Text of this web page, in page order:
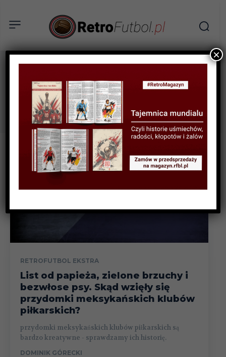
Tag: CD Guadalajara
RETROFUTBOL EKSTRA
List od papieża, zielone brzuchy i
bezwłose psy. Skąd wzięły się
przydomki meksykańskich klubów
piłkarskich?
przydomki meksykańskich klubów piłkarskich są
bardzo kreatywne - sprawdzamy ich historię.
DOMINIK GÓRECKI
×